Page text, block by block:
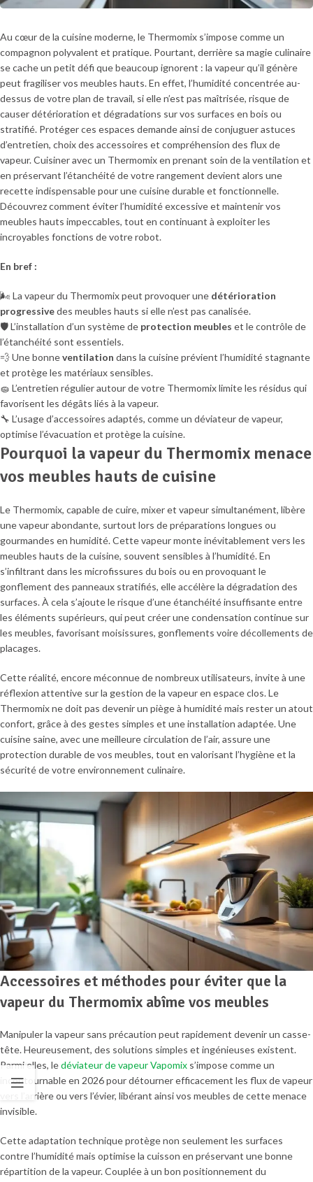
Au cœur de la cuisine moderne, le Thermomix s’impose comme un
compagnon polyvalent et pratique. Pourtant, derrière sa magie culinaire
se cache un petit défi que beaucoup ignorent : la vapeur qu’il génère
peut fragiliser vos meubles hauts. En effet, l’humidité concentrée au-
dessus de votre plan de travail, si elle n’est pas maîtrisée, risque de
causer détérioration et dégradations sur vos surfaces en bois ou
stratifié. Protéger ces espaces demande ainsi de conjuguer astuces
d’entretien, choix des accessoires et compréhension des flux de
vapeur. Cuisiner avec un Thermomix en prenant soin de la ventilation et
en préservant l’étanchéité de votre rangement devient alors une
recette indispensable pour une cuisine durable et fonctionnelle.
Découvrez comment éviter l’humidité excessive et maintenir vos
meubles hauts impeccables, tout en continuant à exploiter les
incroyables fonctions de votre robot.
En bref :
🌬️ La vapeur du Thermomix peut provoquer une détérioration
progressivedes meubles hauts si elle n’est pas canalisée.
🛡️ L’installation d’un système de protection meubles et le contrôle de
l’étanchéité sont essentiels.
💨 Une bonneventilation dans la cuisine prévient l’humidité stagnante
et protège les matériaux sensibles.
🧽 L’entretien régulier autour de votre Thermomix limite les résidus qui
favorisent les dégâts liés à la vapeur.
🔧 L’usage d’accessoires adaptés, comme un déviateur de vapeur,
optimise l’évacuation et protège la cuisine.
Pourquoi la vapeur du Thermomix menace
vos meubles hauts de cuisine
Le Thermomix, capable de cuire, mixer et vapeur simultanément, libère
une vapeur abondante, surtout lors de préparations longues ou
gourmandes en humidité. Cette vapeur monte inévitablement vers les
meubles hauts de la cuisine, souvent sensibles à l’humidité. En
s’infiltrant dans les microfissures du bois ou en provoquant le
gonflement des panneaux stratifiés, elle accélère la dégradation des
surfaces. À cela s’ajoute le risque d’une étanchéité insuffisante entre
les éléments supérieurs, qui peut créer une condensation continue sur
les meubles, favorisant moisissures, gonflements voire décollements de
placages.
Cette réalité, encore méconnue de nombreux utilisateurs, invite à une
réflexion attentive sur la gestion de la vapeur en espace clos. Le
Thermomix ne doit pas devenir un piège à humidité mais rester un atout
confort, grâce à des gestes simples et une installation adaptée. Une
cuisine saine, avec une meilleure circulation de l’air, assure une
protection durable de vos meubles, tout en valorisant l’hygiène et la
sécurité de votre environnement culinaire.
Accessoires et méthodes pour éviter que la
vapeur du Thermomix abîme vos meubles
Manipuler la vapeur sans précaution peut rapidement devenir un casse-
tête. Heureusement, des solutions simples et ingénieuses existent.
Parmi elles, ledéviateur de vapeur Vapomix s’impose comme un
incontournable en 2026 pour détourner efficacement les flux de vapeur
vers l’arrière ou vers l’évier, libérant ainsi vos meubles de cette menace
invisible.
Cette adaptation technique protège non seulement les surfaces
contre l’humidité mais optimise la cuisson en préservant une bonne
répartition de la vapeur. Couplée à un bon positionnement du